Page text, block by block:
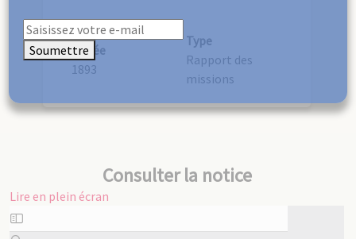
Année
1893
Type
Rapport des
missions
Consulter la notice
Lire en plein écran
Aller
au
Soumettre